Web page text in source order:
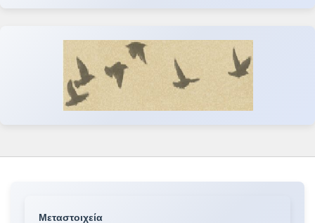
Μεταστοιχεία